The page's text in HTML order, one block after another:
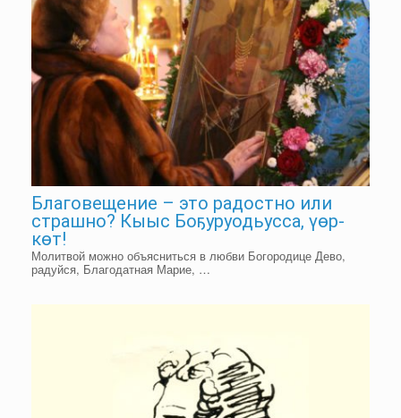
Благовещение – это радостно или
страшно? Кыыс Боҕуруодьусса, үөр-
көт!
Молитвой можно объясниться в любви Богородице Дево,
радуйся, Благодатная Марие, …